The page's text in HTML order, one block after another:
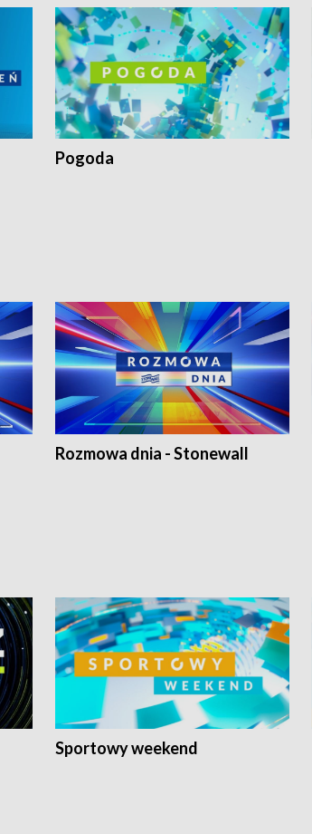
Pogoda
Rozmowa dnia - Stonewall
Sportowy weekend